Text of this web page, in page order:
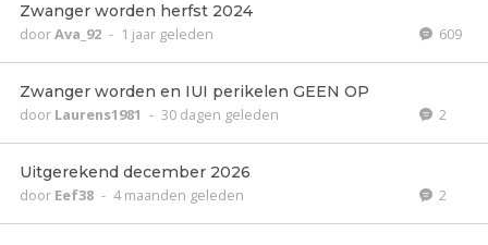
Zwanger worden herfst 2024
doorAva_92 - 1 jaar geleden 609
Zwanger worden en IUI perikelen GEEN OP
door Laurens1981 - 30 dagen geleden 2
Uitgerekend december 2026
door Eef38 - 4 maanden geleden 2